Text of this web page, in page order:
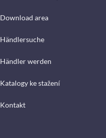
Download area
Händlersuche
Händler werden
Katalogy ke stažení
Kontakt